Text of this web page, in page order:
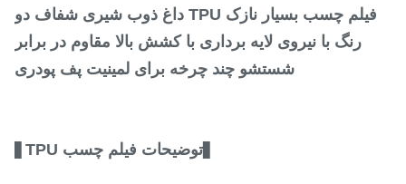
فیلم چسب بسیار نازک TPU داغ ذوب شیری شفاف دو
رنگ با نیروی لایه برداری با کشش بالا مقاوم در برابر
شستشو چند چرخه برای لمینیت پف پودری
توضیحات فیلم چسب TPU ▋